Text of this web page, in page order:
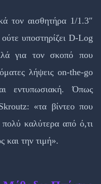
τον αισθητήρα 1/1.3″
υποστηρίζει D-Log
για τον σκοπό που
λήψεις on-the-go
εντυπωσιακή. Όπως
«τα βίντεο που
καλύτερα από ό,τι
και την τιμή».